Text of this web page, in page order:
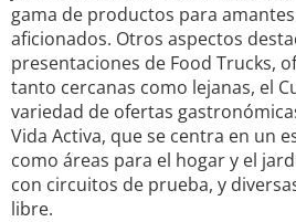
gama de productos para
aficionados. Otros aspectos
presentaciones de Food Trucks,
tanto cercanas como lejanas, el
variedad de ofertas
Vida Activa, que se centra en un
como áreas para el hogar y el
con circuitos de prueba, y
libre.